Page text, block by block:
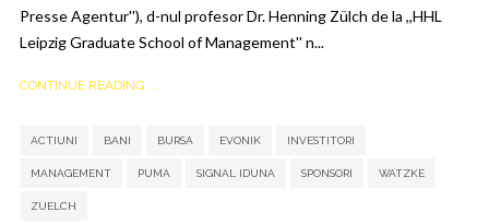
Presse Agentur''), d-nul profesor Dr. Henning Zülch de la ,,HHL
Leipzig Graduate School of Management'' n...
CONTINUE READING ...
ACTIUNI BANI BURSA EVONIK INVESTITORI
MANAGEMENT PUMA SIGNAL IDUNA SPONSORI WATZKE
ZUELCH